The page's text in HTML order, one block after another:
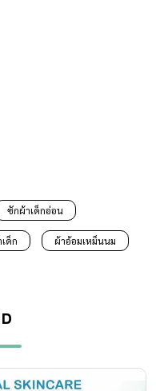
ซักผ้าเด็กอ่อน
ด็ก ผ้าอ้อมเหม็นนม